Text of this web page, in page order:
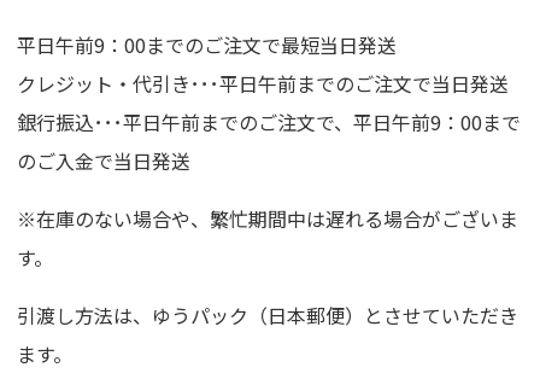
平日午前9：00までのご注文で最短当日発送
クレジット・代引き･･･平日午前までのご注文で当日発送
銀行振込･･･平日午前までのご注文で、平日午前9：00まで
のご入金で当日発送
※在庫のない場合や、繁忙期間中は遅れる場合がございま
す。
引渡し方法は、ゆうパック（日本郵便）とさせていただき
ます。